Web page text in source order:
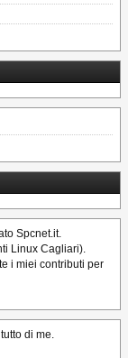
Spcnet.it.
Linux Cagliari).
i miei contributi per
di me.